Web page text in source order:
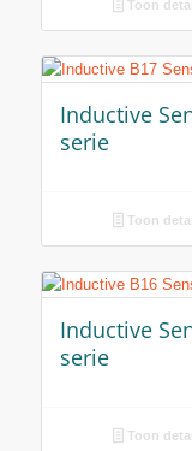
Toon
Inductive
serie
Toon
Inductive
serie
Toon